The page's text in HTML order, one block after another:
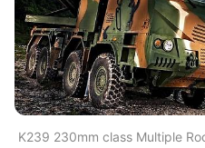
K239 230mm class Multiple